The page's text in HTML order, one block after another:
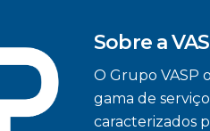
Sobre a
O Grupo VASP
gama de
caracterizados